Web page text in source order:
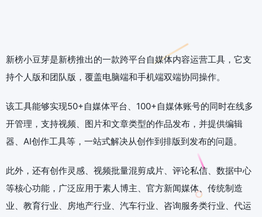
新榜小豆芽是新榜推出的一款跨平台自媒体内容运营工具，它支
持个人版和团队版，覆盖电脑端和手机端双端协同操作。
该工具能够实现50+自媒体平台、100+自媒体账号的同时在线多
开管理，支持视频、图片和文章类型的作品发布，并提供编辑
器、AI创作工具等，一站式解决从创作到排版到发布的问题。
此外，还有创作灵感、视频批量混剪成片、评论私信、数据中心
等核心功能，广泛应用于素人博主、官方新闻媒体、传统制造
业、教育行业、房地产行业、汽车行业、咨询服务类行业、代运